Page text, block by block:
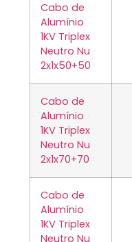
Cabo de
Alumínio
1KV Triplex
Neutro Nu
2x1x50+50
Cabo de
Alumínio
1KV Triplex
Neutro Nu
2x1x70+70
Cabo de
Alumínio
1KV Triplex
Neutro Nu